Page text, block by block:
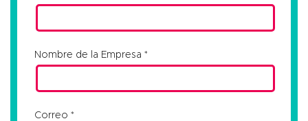
Nombre de la Empresa
Correo